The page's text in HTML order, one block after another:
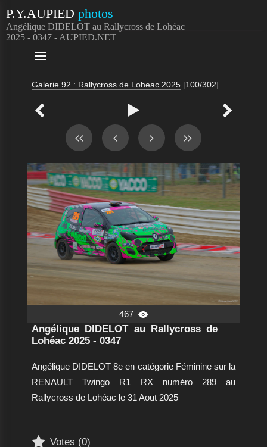
P.Y.AUPIED photos
Angélique DIDELOT au Rallycross de Lohéac
2025 - 0347 - AUPIED.NET

Galerie 92 : Rallycross de Loheac 2025 [100/302]
  
467 
Angélique DIDELOT au Rallycross de
Lohéac 2025 - 0347
Angélique DIDELOT 8e en catégorie Féminine sur la
RENAULT Twingo R1 RX numéro 289 au
Rallycross de Lohéac le 31 Aout 2025
 Votes (0)